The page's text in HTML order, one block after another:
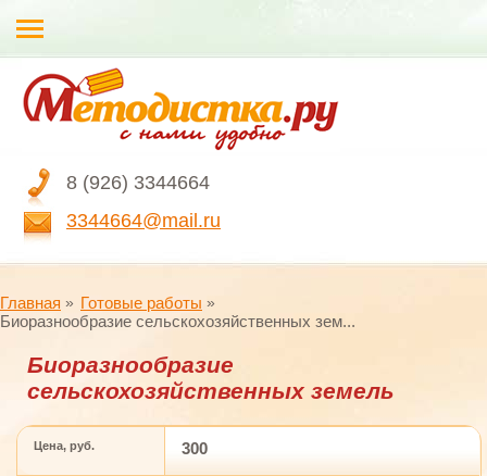
8 (926) 3344664
3344664@mail.ru
Главная
Готовые работы
Биоразнообразие сельскохозяйственных зем...
Биоразнообразие
сельскохозяйственных земель
Цена, руб. 300